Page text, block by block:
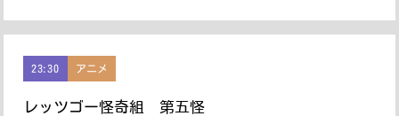
23:30 アニメ
レッツゴー怪奇組 第五怪